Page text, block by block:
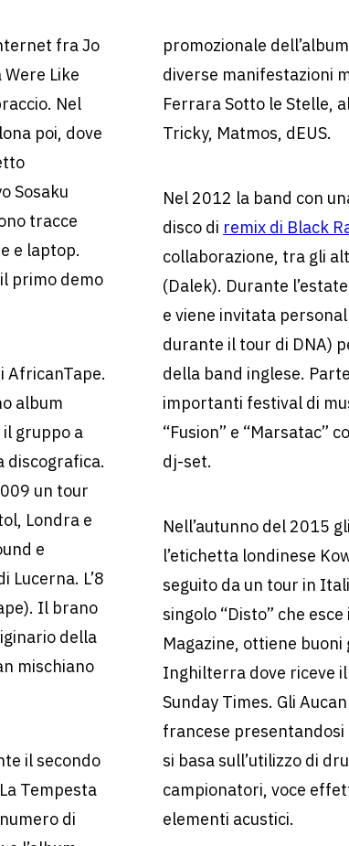
fra Jo
Like
Nel
poi, dove
Sosaku
tracce
e laptop.
primo demo
AfricanTape.
album
gruppo a
discografica.
un tour
Londra e
e
Lucerna. L’8
Il brano
della
mischiano
il secondo
Tempesta
di
promozionale
diverse manifestazioni
Ferrara Sotto le Stelle,
Tricky, Matmos, dEUS.
Nel 2012 la band con
disco di remix di Black
collaborazione, tra gli
(Dalek). Durante
e viene invitata
durante il tour di DNA)
della band inglese.
importanti festival di
“Fusion” e “Marsatac”
dj-set.
Nell’autunno del 2015
l’etichetta londinese
seguito da un tour in
singolo “Disto” che
Magazine, ottiene
Inghilterra dove riceve il
Sunday Times. Gli
francese presentandosi
si basa sull’utilizzo di
campionatori, voce
elementi acustici.